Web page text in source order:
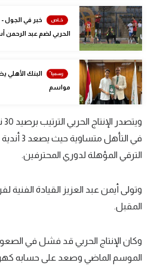
Gamers
ميركاتو
تحقيق في الجول
تقرير في الجول
تحليل في الجول
حكايات في الجول
كويز في الجول
خبر في الجول -
الحربي لضم عبد الرحمن
مواسم
في
الترقي المؤهلة لدوري المحترفين.
وتولى أيمن عبد العزيز القيادة الفنية
المقبل.
وكان الإنتاج الحربي قد فشل في
الموسم الماضي وصعد على حسابه